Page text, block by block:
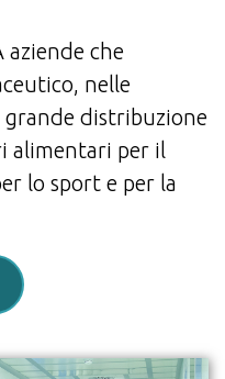
aziende che
nelle
distribuzione
alimentari per il
lo sport e per la